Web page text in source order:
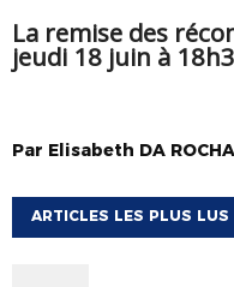
La remise des
jeudi 18 juin à
Par Elisabeth DA ROCHA
ARTICLES LES PLUS LUS